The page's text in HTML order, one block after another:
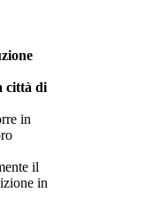
città di
in
il
in